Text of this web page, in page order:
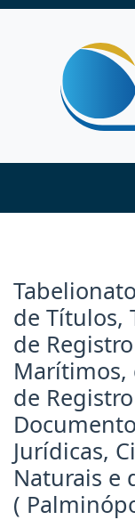
de Títulos,
de
Marítimos,
de
Jurídicas,
Naturais e
(